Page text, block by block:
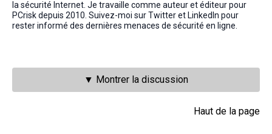
la sécurité Internet. Je travaille comme auteur et éditeur pour
PCrisk depuis 2010. Suivez-moi sur Twitter et LinkedIn pour
rester informé des dernières menaces de sécurité en ligne.
▼ Montrer la discussion
Haut de la page